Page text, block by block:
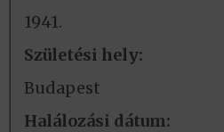
1941.
Születési hely:
Budapest
Halálozási dátum: